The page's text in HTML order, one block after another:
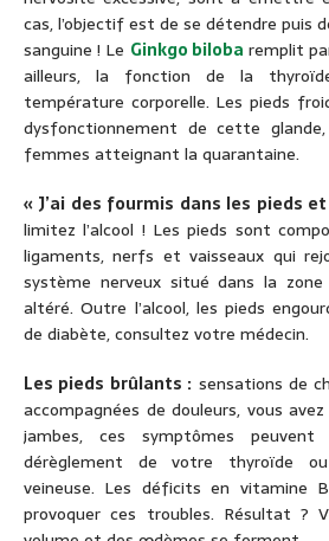
cas, l’objectif est de se détendre puis
sanguine ! Le Ginkgo biloba remplit
ailleurs, la fonction de la
température corporelle. Les pieds
dysfonctionnement de cette
femmes atteignant la quarantaine.
« J’ai des fourmis dans les pieds
limitez l’alcool ! Les pieds sont
ligaments, nerfs et vaisseaux qui
système nerveux situé dans la
altéré. Outre l’alcool, les pieds
de diabète, consultez votre médecin.
Les pieds brûlants : sensations de
accompagnées de douleurs, vous
jambes, ces symptômes
dérèglement de votre thyroïde
veineuse. Les déficits en vitamine
provoquer ces troubles. Résultat ?